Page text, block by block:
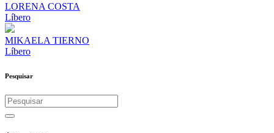
LORENA COSTA
Líbero
MIKAELA TIERNO
Líbero
Pesquisar